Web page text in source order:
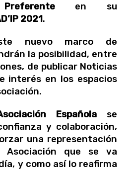
en su
2021.
nuevo marco de
la posibilidad, entre
de publicar Noticias
interés en los espacios
Española se
y colaboración,
una representación
que se va
y como así lo reafirma